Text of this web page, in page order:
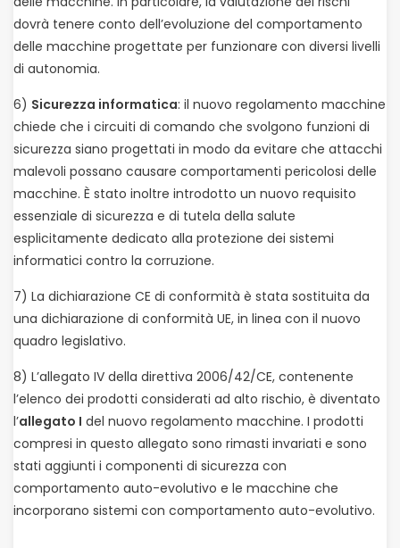
dovrà tenere conto dell’evoluzione del comportamento
delle macchine progettate per funzionare con diversi livelli
di autonomia.
6) Sicurezza informatica: il nuovo regolamento macchine
chiede che i circuiti di comando che svolgono funzioni di
sicurezza siano progettati in modo da evitare che attacchi
malevoli possano causare comportamenti pericolosi delle
macchine. È stato inoltre introdotto un nuovo requisito
essenziale di sicurezza e di tutela della salute
esplicitamente dedicato alla protezione dei sistemi
informatici contro la corruzione.
7) La dichiarazione CE di conformità è stata sostituita da
una dichiarazione di conformità UE, in linea con il nuovo
quadro legislativo.
8) L’allegato IV della direttiva 2006/42/CE, contenente
l’elenco dei prodotti considerati ad alto rischio, è diventato
l’allegato I del nuovo regolamento macchine. I prodotti
compresi in questo allegato sono rimasti invariati e sono
stati aggiunti i componenti di sicurezza con
comportamento auto-evolutivo e le macchine che
incorporano sistemi con comportamento auto-evolutivo.